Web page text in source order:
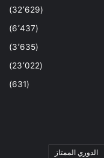
(32٬629)
(6٬437)
(3٬635)
(23٬022)
(631)
الدوري الممتاز